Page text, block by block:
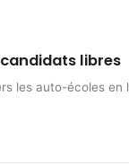
libres
les auto-écoles en